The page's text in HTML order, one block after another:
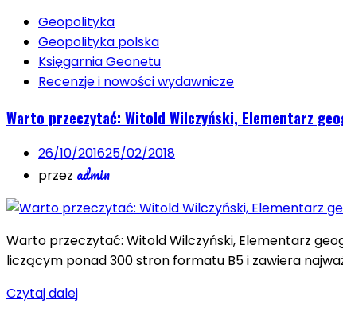
Geopolityka
Geopolityka polska
Księgarnia Geonetu
Recenzje i nowości wydawnicze
Warto przeczytać: Witold Wilczyński, Elementarz
26/10/201625/02/2018
przez admin
Warto przeczytać: Witold Wilczyński, Elementarz
liczącym ponad 300 stron formatu B5 i zawiera
Czytaj dalej